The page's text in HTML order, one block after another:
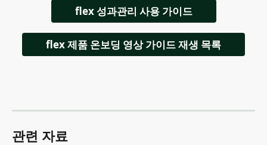
flex 성과관리 사용 가이드
flex 제품 온보딩 영상 가이드 재생 목록
관련 자료